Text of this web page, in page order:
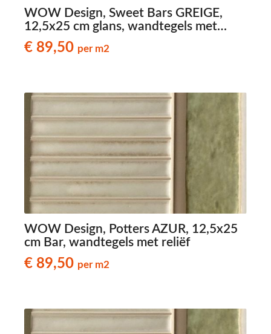
WOW Design, Sweet Bars GREIGE,
12,5x25 cm glans, wandtegels met
reliëf
€ 89,50 per m2
WOW Design, Potters AZUR, 12,5x25
cm Bar, wandtegels met reliëf
€ 89,50 per m2